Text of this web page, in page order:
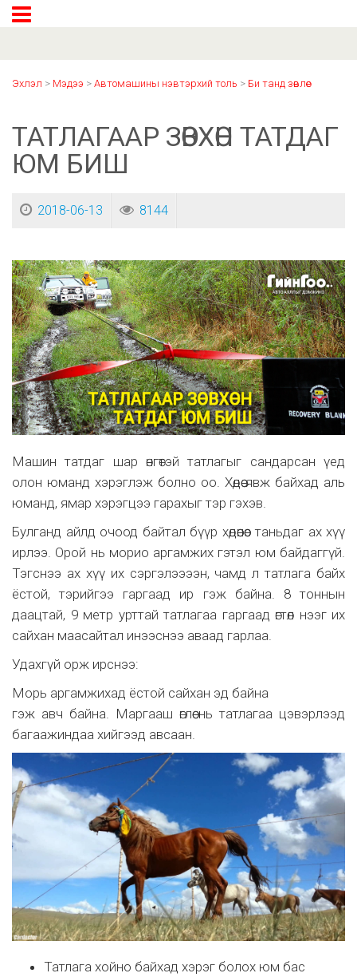
Эхлэл > Мэдээ > Автомашины нэвтэрхий толь > Би танд зөвлөе
ТАТЛАГААР ЗӨВХӨН ТАТДАГ
ЮМ БИШ
2018-06-13 8144
Машин татдаг шар өнгөтэй татлагыг сандарсан үед
олон юманд хэрэглэж болно оо. Хөдөө явж байхад аль
юманд, ямар хэрэгцээ гарахыг тэр гэхэв.
Булганд айлд очоод байтал бүүр хөдөөнөөс таньдаг ах хүү
ирлээ. Орой нь морио аргамжих гэтэл юм байдаггүй.
Тэгснээ ах хүү их сэргэлээээн, чамд л татлага байх
ёстой, тэрийгээ гаргаад ир гэж байна. 8 тоннын
даацтай, 9 метр урттай татлагаа гаргаад өгтөл нээг их
сайхан маасайтал инээснээ аваад гарлаа.
Удахгүй орж ирснээ:
Морь аргамжихад ёстой сайхан эд байна
гэж авч байна. Маргааш өглөө нь татлагаа цэвэрлээд
багаажиндаа хийгээд авсаан.
Татлага хойно байхад хэрэг болох юм бас